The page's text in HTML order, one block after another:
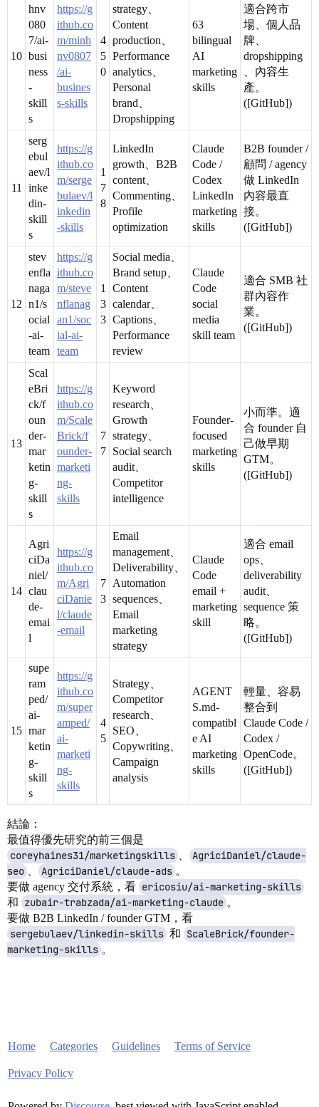
10
hnv
080
7/ai-
busi
ness
-
skill
s
https://g
ithub.co
m/minh
nv0807
/ai-
busines
s-skills
4
5
0
strategy、
Content
production、
Performance
analytics、
Personal
brand、
Dropshipping
63
bilingual
AI
marketing
skills
適合跨市
場、個人品
牌、
dropshipping
、內容生
產。
([GitHub])
11
serg
ebul
aev/l
inke
din-
skill
s
https://g
ithub.co
m/serge
bulaev/l
inkedin
-skills
1
7
8
LinkedIn
growth、B2B
content、
Commenting、
Profile
optimization
Claude
Code /
Codex
LinkedIn
marketing
skills
B2B founder /
顧問 / agency
做 LinkedIn
內容最直
接。
([GitHub])
12
stev
enfla
naga
n1/s
ocial
-ai-
team
https://g
ithub.co
m/steve
nflanag
an1/soc
ial-ai-
team
1
3
3
Social media、
Brand setup、
Content
calendar、
Captions、
Performance
review
Claude
Code
social
media
skill team
適合 SMB 社
群內容作
業。
([GitHub])
13
Scal
eBri
ck/f
oun
der-
mar
ketin
g-
skill
s
https://g
ithub.co
m/Scale
Brick/f
ounder-
marketi
ng-
skills
7
7
Keyword
research、
Growth
strategy、
Social search
audit、
Competitor
intelligence
Founder-
focused
marketing
skills
小而準。適
合 founder 自
己做早期
GTM。
([GitHub])
14
Agri
ciDa
niel/
clau
de-
emai
l
https://g
ithub.co
m/Agri
ciDanie
l/claude
-email
7
3
Email
management、
Deliverability、
Automation
sequences、
Email
marketing
strategy
Claude
Code
email +
marketing
skill
適合 email
ops、
deliverability
audit、
sequence 策
略。
([GitHub])
15
supe
ram
ped/
ai-
mar
ketin
g-
skill
s
https://g
ithub.co
m/super
amped/
ai-
marketi
ng-
skills
4
5
Strategy、
Competitor
research、
SEO、
Copywriting、
Campaign
analysis
AGENT
S.md-
compatibl
e AI
marketing
skills
輕量、容易
整合到
Claude Code /
Codex /
OpenCode。
([GitHub])
結論：
最值得優先研究的前三個是
coreyhaines31/marketingskills
AgriciDaniel/claude-
seo
AgriciDaniel/claude-ads 。
要做 agency 交付系統，看 ericosiu/ai-marketing-skills
和 zubair-trabzada/ai-marketing-claude 。
要做 B2B LinkedIn / founder GTM，看
sergebulaev/linkedin-skills 和 ScaleBrick/founder-
marketing-skills 。
Home Categories Guidelines Terms of Service
Privacy Policy